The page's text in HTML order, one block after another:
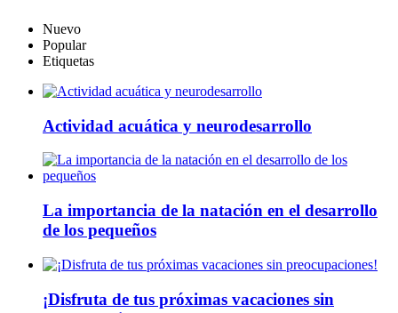
Nuevo
Popular
Etiquetas
Actividad acuática y neurodesarrollo
La importancia de la natación en el desarrollo
de los pequeños
¡Disfruta de tus próximas vacaciones sin